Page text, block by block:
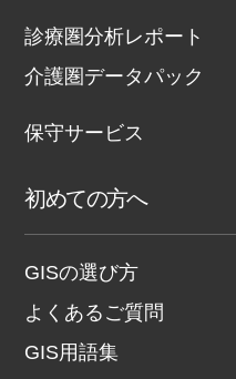
診療圏分析レポート
介護圏データパック
保守サービス
初めての方へ
GISの選び方
よくあるご質問
GIS用語集